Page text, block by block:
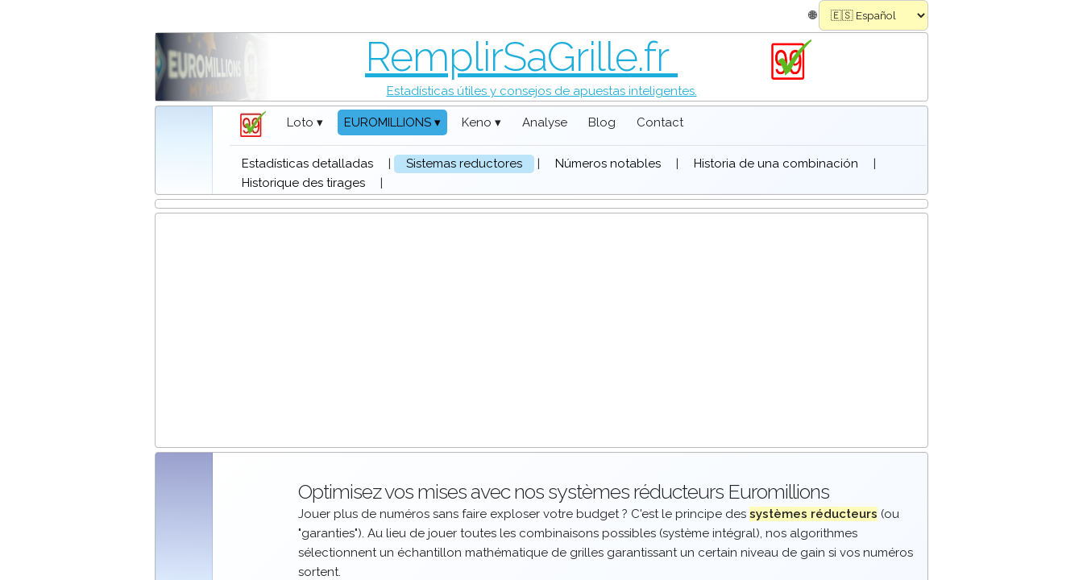
🌐
RemplirSaGrille.fr
Estadísticas útiles y consejos de apuestas inteligentes.
Loto ▾ EUROMILLIONS ▾ Keno ▾ Analyse Blog Contact
Estadísticas detalladas | Sistemas reductores | Números notables | Historia de una combinación
|
Historique des tirages
|
Optimisez vos mises avec nos systèmes réducteurs Euromillions
Jouer plus de numéros sans faire exploser votre budget ? C'est le principe des systèmes réducteurs (ou
"garanties"). Au lieu de jouer toutes les combinaisons possibles (système intégral), nos algorithmes
sélectionnent un échantillon mathématique de grilles garantissant un certain niveau de gain si vos numéros
sortent.